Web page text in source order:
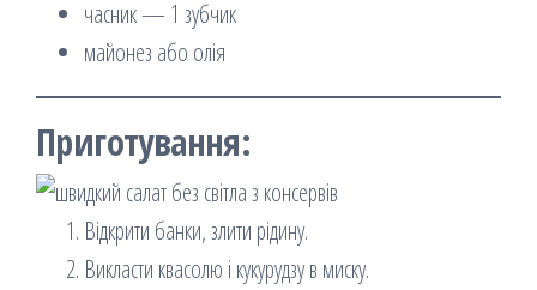
часник — 1 зубчик
майонез або олія
Приготування:
Відкрити банки, злити рідину.
Викласти квасолю і кукурудзу в миску.